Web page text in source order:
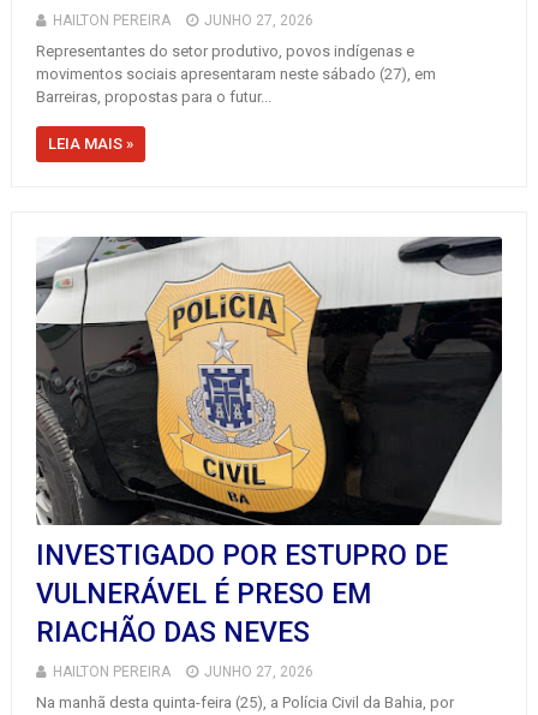
HAILTON PEREIRA JUNHO 27, 2026
Representantes do setor produtivo, povos indígenas e
movimentos sociais apresentaram neste sábado (27), em
Barreiras, propostas para o futur...
LEIA MAIS »
INVESTIGADO POR ESTUPRO DE
VULNERÁVEL É PRESO EM
RIACHÃO DAS NEVES
HAILTON PEREIRA JUNHO 27, 2026
Na manhã desta quinta-feira (25), a Polícia Civil da Bahia, por